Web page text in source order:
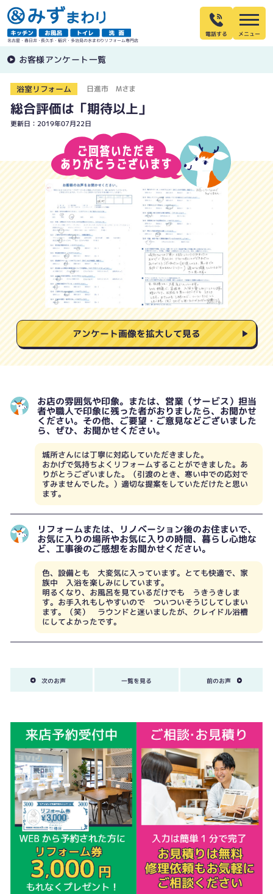
名古屋・春日井・長久手・稲沢・多治見の水まわりリフォーム専門店
電話する
お客様アンケート一覧
浴室リフォーム 日進市 Mさま
総合評価は「期待以上」
更新日：2019年07月22日
アンケート画像を拡大して見る
お店の雰囲気や印象。または、営業（サービス）担当
者や職人で印象に残った者がおりましたら、お聞かせ
ください。その他、ご要望・ご意見などございました
ら、ぜひ、お聞かせください。
城所さんには丁寧に対応していただきました。
おかげで気持ちよくリフォームすることができました。あ
りがとうございました。（引渡のとき、寒い中での応対で
すみませんでした。）適切な提案をしていただけたと思い
ます。
リフォームまたは、リノベーション後のお住まいで、
お気に入りの場所やお気に入りの時間、暮らし心地な
ど、工事後のご感想をお聞かせください。
色、設備とも 大変気に入っています。とても快適で、家
族中 入浴を楽しみにしています。
明るくなり、お風呂を見ているだけでも うきうきしま
す。お手入れもしやすいので ついついそうじしてしまい
ます。（笑） ラウンドと迷いましたが、クレイドル浴槽
にしてよかったです。
次のお声 一覧を見る 前のお声